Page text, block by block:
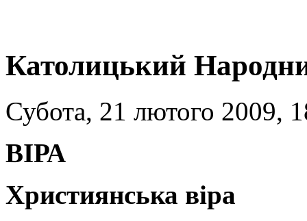
Католицький
Субота, 21 лютого 2009,
ВІРА
Християнська віра